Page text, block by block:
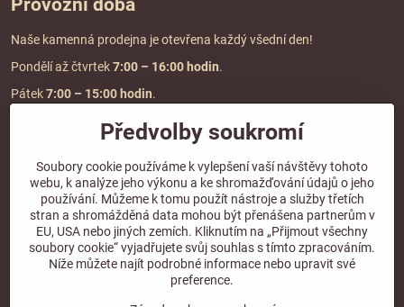
Provozní doba
Naše kamenná prodejna je otevřena každý všední den!
Pondělí až čtvrtek7:00 – 16:00 hodin.
Pátek7:00 – 15:00 hodin.
Doprava a platba
DOPRAVA ZDARMA
při objednávce nad2000 Kč vč. DPH.
*Nevztahuje se na paletovou přepravu.
Předvolby soukromí
Soubory cookie používáme k vylepšení vaší návštěvy tohoto
webu, k analýze jeho výkonu a ke shromažďování údajů o jeho
používání. Můžeme k tomu použít nástroje a služby třetích
stran a shromážděná data mohou být přenášena partnerům v
EU, USA nebo jiných zemích. Kliknutím na „Přijmout všechny
soubory cookie“ vyjadřujete svůj souhlas s tímto zpracováním.
Níže můžete najít podrobné informace nebo upravit své
preference.